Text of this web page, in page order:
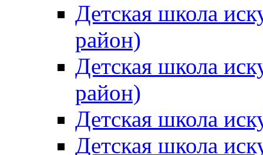
Детская школа
район)
Детская школа
район)
Детская школа
Детская школа